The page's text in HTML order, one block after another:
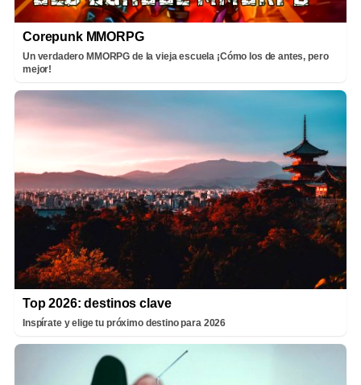
Corepunk MMORPG
Un verdadero MMORPG de la vieja escuela ¡Cómo los de antes, pero
mejor!
Top 2026: destinos clave
Inspírate y elige tu próximo destino para 2026